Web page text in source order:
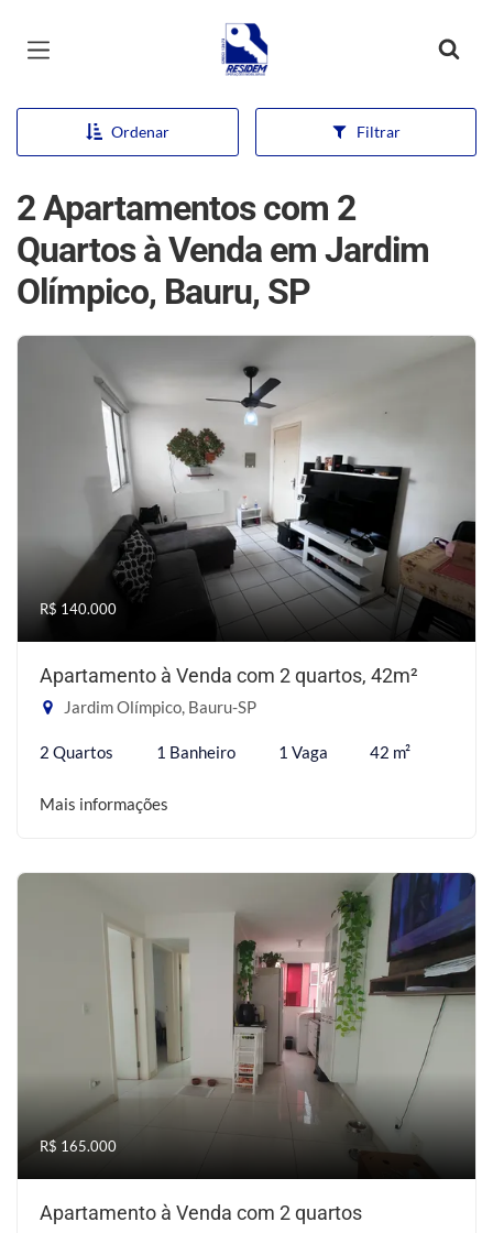
Página inicial
Ordenar Filtrar
2 Apartamentos com 2
Quartos à Venda em Jardim
Olímpico, Bauru, SP
R$ 140.000
Apartamento à Venda com 2 quartos, 42m²
Jardim Olímpico, Bauru-SP
2 Quartos 1 Banheiro 1 Vaga 42 m²
Mais informações
R$ 165.000
Apartamento à Venda com 2 quartos